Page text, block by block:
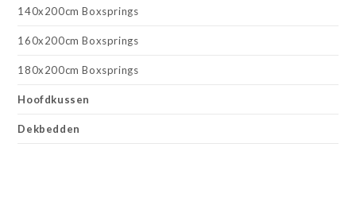
140x200cm Boxsprings
160x200cm Boxsprings
180x200cm Boxsprings
Hoofdkussen
Dekbedden